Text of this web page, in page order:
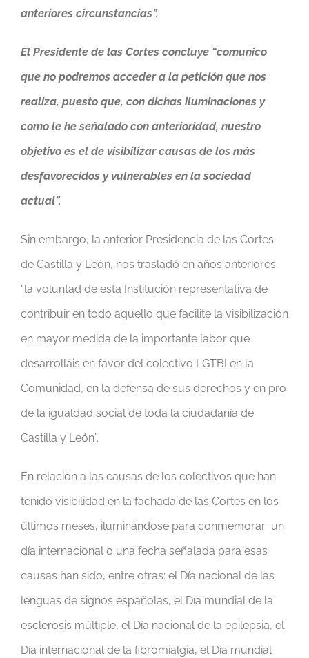
anteriores circunstancias”.
El Presidente de las Cortes concluye “comunico
que no podremos acceder a la petición que nos
realiza, puesto que, con dichas iluminaciones y
como le he señalado con anterioridad, nuestro
objetivo es el de visibilizar causas de los más
desfavorecidos y vulnerables en la sociedad
actual”.
Sin embargo, la anterior Presidencia de las Cortes
de Castilla y León, nos trasladó en años anteriores
“la voluntad de esta Institución representativa de
contribuir en todo aquello que facilite la visibilización
en mayor medida de la importante labor que
desarrolláis en favor del colectivo LGTBI en la
Comunidad, en la defensa de sus derechos y en pro
de la igualdad social de toda la ciudadanía de
Castilla y León”.
En relación a las causas de los colectivos que han
tenido visibilidad en la fachada de las Cortes en los
últimos meses, iluminándose para conmemorar un
día internacional o una fecha señalada para esas
causas han sido, entre otras: el Día nacional de las
lenguas de signos españolas, el Día mundial de la
esclerosis múltiple, el Día nacional de la epilepsia, el
Día internacional de la fibromialgia, el Día mundial